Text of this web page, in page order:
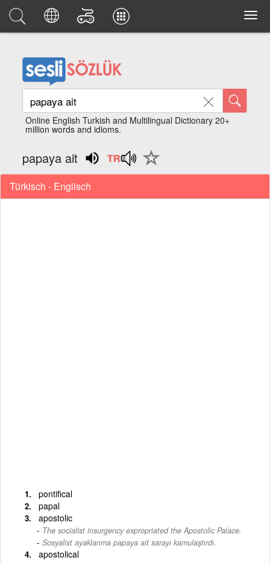
Online English Turkish and Multilingual Dictionary 20+
million words and idioms.
papaya ait
Türkisch - Englisch
pontifical
papal
apostolic
The socialist insurgency expropriated the Apostolic Palace.
- Sosyalist ayaklanma papaya ait sarayı kamulaştırdı.
apostolical